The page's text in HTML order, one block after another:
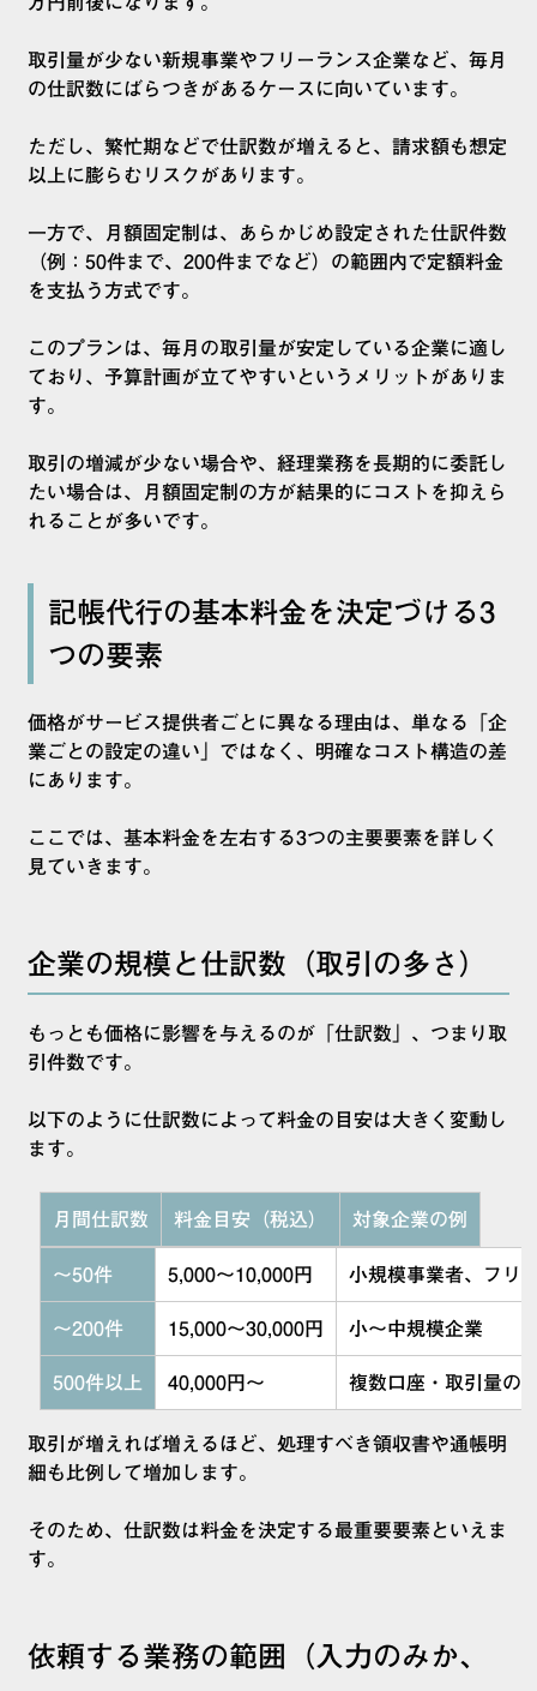
取引量が少ない新規事業やフリーランス企業など、毎月
の仕訳数にばらつきがあるケースに向いています。
ただし、繁忙期などで仕訳数が増えると、請求額も想定
以上に膨らむリスクがあります。
一方で、月額固定制は、あらかじめ設定された仕訳件数
（例：50件まで、200件までなど）の範囲内で定額料金
を支払う方式です。
このプランは、毎月の取引量が安定している企業に適し
ており、予算計画が立てやすいというメリットがありま
す。
取引の増減が少ない場合や、経理業務を長期的に委託し
たい場合は、月額固定制の方が結果的にコストを抑えら
れることが多いです。
記帳代行の基本料金を決定づける3
つの要素
価格がサービス提供者ごとに異なる理由は、単なる「企
業ごとの設定の違い」ではなく、明確なコスト構造の差
にあります。
ここでは、基本料金を左右する3つの主要要素を詳しく
見ていきます。
企業の規模と仕訳数（取引の多さ）
もっとも価格に影響を与えるのが「仕訳数」、つまり取
引件数です。
以下のように仕訳数によって料金の目安は大きく変動し
ます。
月間仕訳数 料金目安（税込） 対象企業の例
〜50件 5,000〜10,000円 小規模事業者、フリ
〜200件 15,000〜30,000円 小〜中規模企業
500件以上 40,000円〜 複数口座・取引量の
取引が増えれば増えるほど、処理すべき領収書や通帳明
細も比例して増加します。
そのため、仕訳数は料金を決定する最重要要素といえま
す。
依頼する業務の範囲（入力のみか、